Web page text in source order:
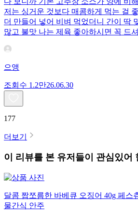
저는 싱거운 것보다 매콤하게 먹는 걸
더 만들어 넣어 비벼 먹었더니 간이 딱
많고 불맛 나는 제육 좋아하시면 꼭 드
으앵
조회수 1.2만26.06.30
177
더보기
이 리뷰를 본 유저들이 관심있어
달콤 짭쪼름한 바베큐 오징어 40g 페스
물간식 안주